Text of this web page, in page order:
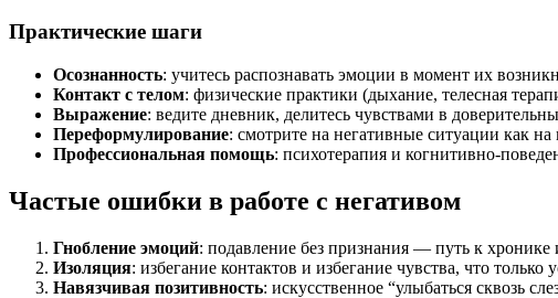
Практические шаги
Осознанность: учитесь распознавать эмоции в момент их
Контакт с телом: физические практики (дыхание, телесная
Выражение: ведите дневник, делитесь чувствами в
Переформулирование: смотрите на негативные ситуации как
Профессиональная помощь: психотерапия и когнитивно-
Частые ошибки в работе с негативом
Гнобление эмоций: подавление без признания — путь к
Изоляция: избегание контактов и избегание чувства, что только
Навязчивая позитивность: искусственное “улыбаться сквозь